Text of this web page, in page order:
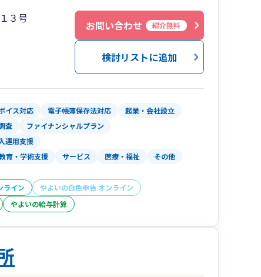
表を用いて可視化することで、
営計画のシミュレーションなど、
な改善を支援します。
体質」づくりのサポート
営を重視し、
なアドバイス、
っています。
カンドオピニオンとして
ックしたい経営者の方にも、
３号
お問い合わせ 紹介無料
検討リストに追加
イス対応 電子帳簿保存法対応
起業・会社設立
査
ファイナンシャルプラン
運用支援
育・学術支援 サービス 医療・福祉 その他
ライン
やよいの白色申告 オンライン
やよいの給与計算